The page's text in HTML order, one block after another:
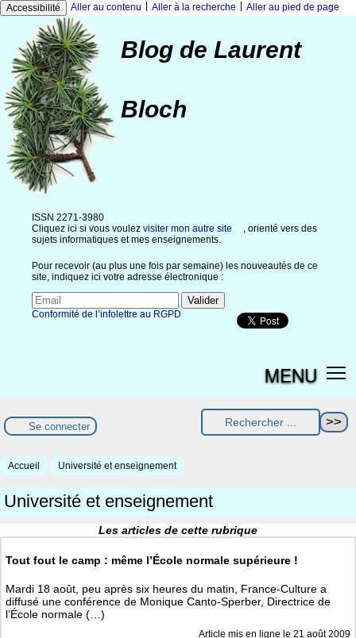
Accessibilité Aller au contenu Aller à la recherche Aller au pied de page
Blog de Laurent
Bloch
ISSN 2271-3980
Cliquez ici si vous voulez visiter mon autre site
, orienté vers des
sujets informatiques et mes enseignements.
Pour recevoir (au plus une fois par semaine) les nouveautés de ce
site, indiquez ici votre adresse électronique :
Conformité de l’infolettre au RGPD
MENU
Se connecter
Accueil Université et enseignement
Université et enseignement
Les articles de cette rubrique
Tout fout le camp : même l’École normale supérieure !
Mardi 18 août, peu après six heures du matin, France-Culture a
diffusé une conférence de Monique Canto-Sperber, Directrice de
l’École normale (…)
Article mis en ligne le 21 août 2009